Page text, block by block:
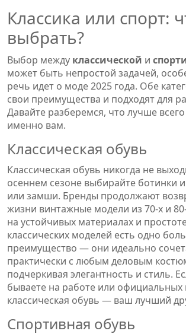
Классика или спорт:
выбрать?
Выбор между классической и
может быть непростой задачей,
речь идет о моде 2025 года. Обе
свои преимущества и подходят для
Давайте разберемся, что лучше
именно вам.
Классическая обувь
Классическая обувь никогда не
осеннем сезоне выбирайте ботинки
или замши. Бренды продолжают
жизни винтажные модели из 70-х и
на устойчивых материалах и
классических моделей есть одно
преимущество — они идеально
практически с любым деловым
подчеркивая элегантность и стиль.
бываете на работе или официальных
классическая обувь — ваш лучший
Спортивная обувь